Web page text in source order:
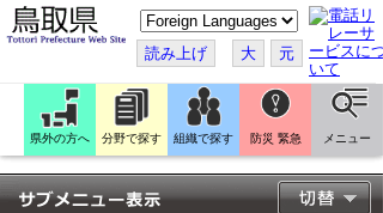
こ
の
ペ
ー
ジ
翻
訳
す
る
読み上げ 大 元
県外の方へ 分野で探す 組織で探す 防災 緊急 メニュー